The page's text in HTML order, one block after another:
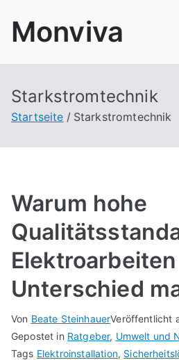
InhaltMonviva
Starkstromtechnik
Startseite Starkstromtechnik
Warum hohe
Unterschied
Von Beate SteinhauerVeröffentlicht
Gepostet in Ratgeber, Umwelt und
Tags Elektroinstallation,